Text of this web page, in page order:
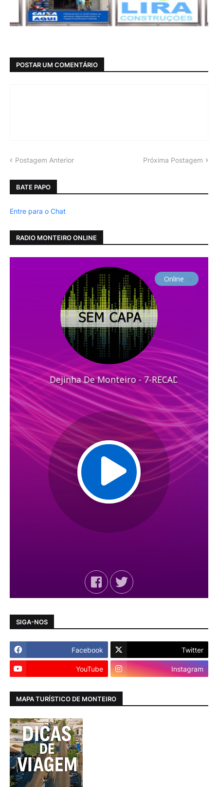
POSTAR UM COMENTÁRIO
Postagem Anterior Próxima Postagem
BATE PAPO
Entre para o Chat
RADIO MONTEIRO ONLINE
SIGA-NOS
Facebook Twitter
YouTube Instagram
MAPA TURÍSTICO DE MONTEIRO